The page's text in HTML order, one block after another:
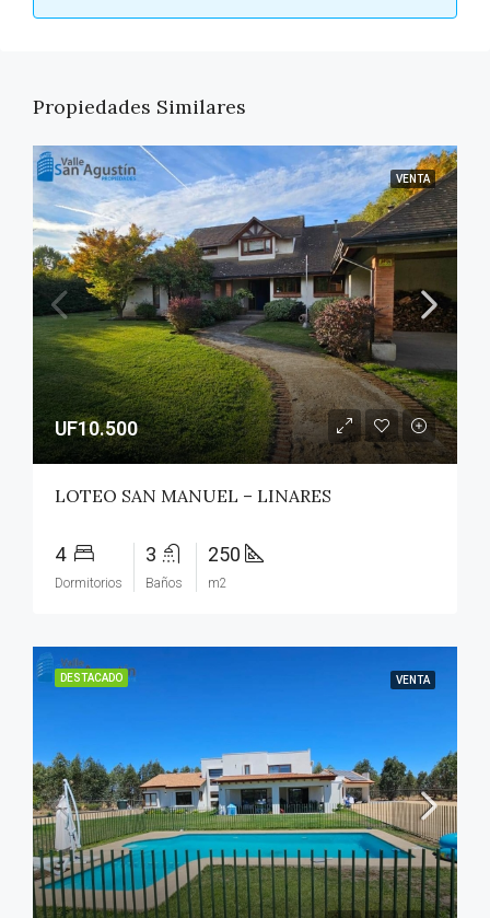
Propiedades Similares
VENTA
UF10.500
LOTEO SAN MANUEL – LINARES
4
Dormitorios
3
Baños
250
m2
DESTACADO VENTA